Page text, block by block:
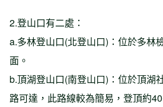
2.登山口有二處：
a.多林登山口(北登山口)：位於多林
面。
b.頂湖登山口(南登山口)：位於頂湖
路可達，此路線較為簡易，登頂約